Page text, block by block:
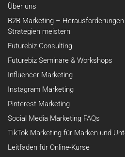
Über uns
B2B Marketing –
Strategien meistern
Futurebiz Consulting
Futurebiz Seminare & Workshops
Influencer Marketing
Instagram Marketing
Pinterest Marketing
Social Media Marketing FAQs
TikTok Marketing für Marken und
Leitfaden für Online-Kurse